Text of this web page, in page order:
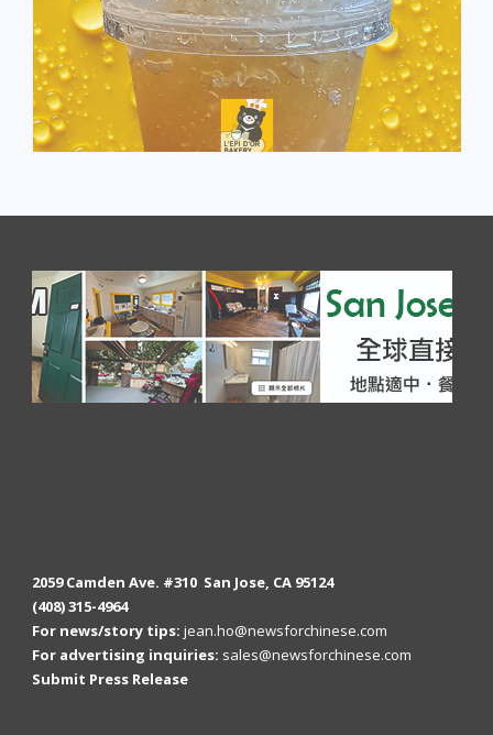
2059 Camden Ave. #310 San Jose, CA 95124
(408) 315-4964
For news/story tips: jean.ho@newsforchinese.com
For advertising inquiries: sales@newsforchinese.com
Submit Press Release